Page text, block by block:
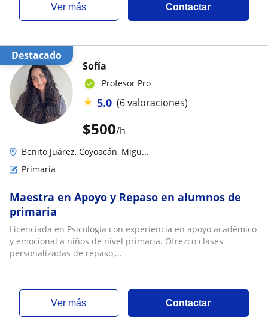
ver más Contactar
Destacado
$500/h
Sofía
Profesor Pro
★ 5.0 (6 valoraciones)
Benito Juárez, Coyoacán, Migu...
Primaria
Maestra en Apoyo y Repaso en alumnos de
primaria
Licenciada en Psicología con experiencia en apoyo académico
y emocional a niños de nivel primaria. Ofrezco clases
personalizadas de repaso,...
ver más Contactar